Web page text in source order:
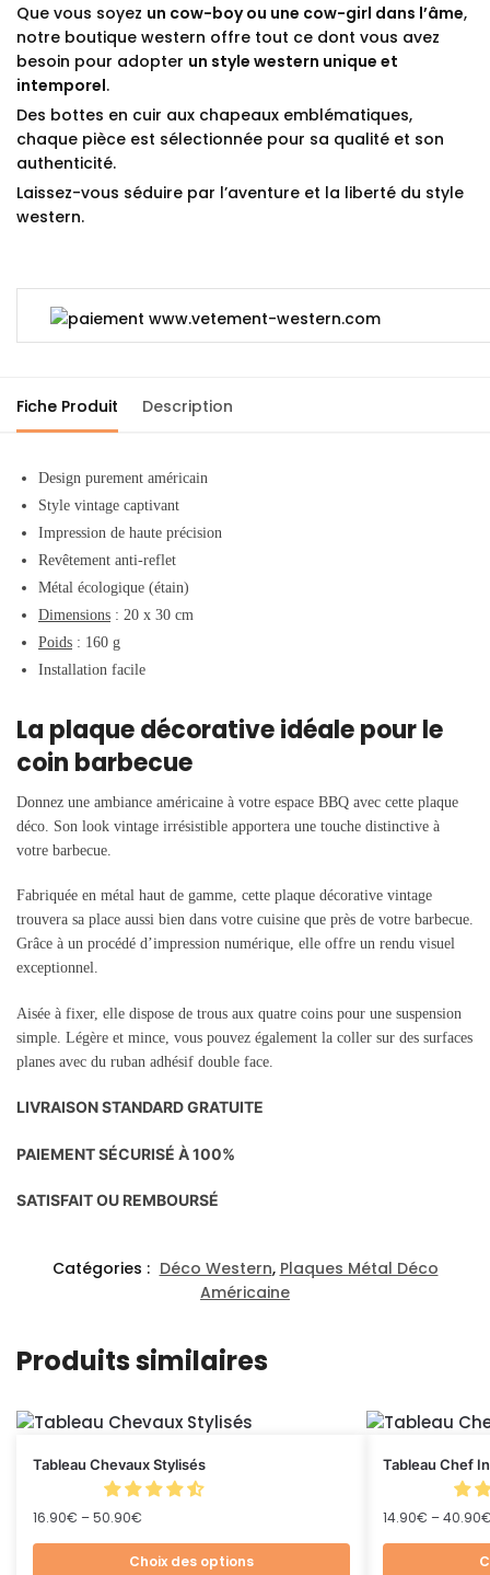
Que vous soyez un cow-boy ou une cow-girl dans l’âme,
notre boutique western offre tout ce dont vous avez
besoin pour adopter un style western unique et
intemporel.
Des bottes en cuir aux chapeaux emblématiques,
chaque pièce est sélectionnée pour sa qualité et son
authenticité.
Laissez-vous séduire par l’aventure et la liberté du style
western.
Fiche Produit Description
Design purement américain
Style vintage captivant
Impression de haute précision
Revêtement anti-reflet
Métal écologique (étain)
Dimensions : 20 x 30 cm
Poids : 160 g
Installation facile
La plaque décorative idéale pour le
coin barbecue
Donnez une ambiance américaine à votre espace BBQ avec cette plaque
déco. Son look vintage irrésistible apportera une touche distinctive à
votre barbecue.
Fabriquée en métal haut de gamme, cette plaque décorative vintage
trouvera sa place aussi bien dans votre cuisine que près de votre barbecue.
Grâce à un procédé d’impression numérique, elle offre un rendu visuel
exceptionnel.
Aisée à fixer, elle dispose de trous aux quatre coins pour une suspension
simple. Légère et mince, vous pouvez également la coller sur des surfaces
planes avec du ruban adhésif double face.
LIVRAISON STANDARD GRATUITE
PAIEMENT SÉCURISÉ À 100%
SATISFAIT OU REMBOURSÉ
Catégories : Déco Western, Plaques Métal Déco
Américaine
Produits similaires
Tableau Chevaux Stylisés
16.90€ –50.90€
Choix des options
Tableau Chef
14.90€ –40.90